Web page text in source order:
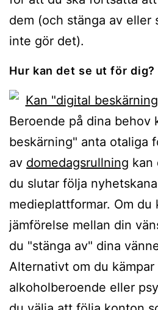
dem (och stänga av eller
inte gör det).
Hur kan det se ut för dig?
Beroende på dina behov
beskärning" anta otaliga
av domedagsrullning kan
du slutar följa
medieplattformar. Om du
jämförelse mellan din
du "stänga av" dina
Alternativt om du kämpar
alkoholberoende eller